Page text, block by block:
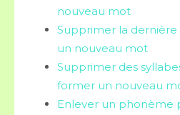
nouveau mot
Supprimer la
un nouveau mot
Supprimer des
former un nouveau
Enlever un phonème